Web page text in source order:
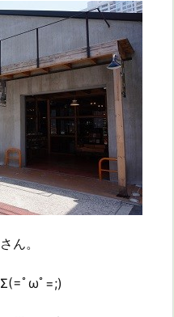
ん。
ﾟωﾟ=;)